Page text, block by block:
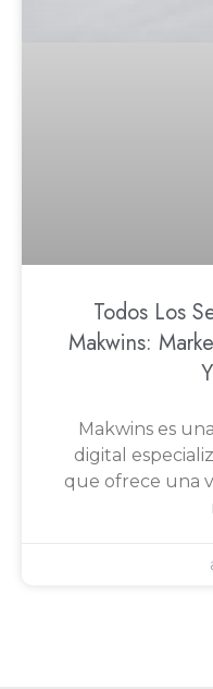
Todos Los
Makwins:
Makwins es
digital
que ofrece una